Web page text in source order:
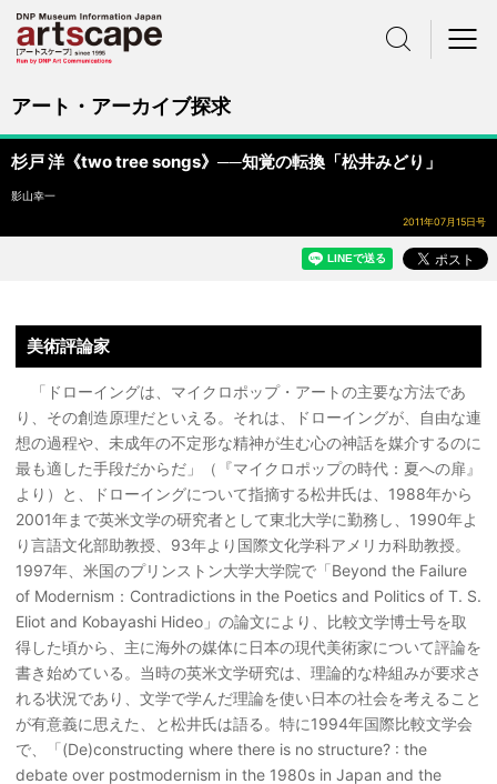
アート・アーカイブ探求
杉戸 洋《two tree songs》──知覚の転換「松井みどり」
影山幸一
2011年07月15日号
美術評論家
「ドローイングは、マイクロポップ・アートの主要な方法であ
り、その創造原理だといえる。それは、ドローイングが、自由な連
想の過程や、未成年の不定形な精神が生む心の神話を媒介するのに
最も適した手段だからだ」（『マイクロポップの時代：夏への扉』
より）と、ドローイングについて指摘する松井氏は、1988年から
2001年まで英米文学の研究者として東北大学に勤務し、1990年よ
り言語文化部助教授、93年より国際文化学科アメリカ科助教授。
1997年、米国のプリンストン大学大学院で「Beyond the Failure
of Modernism：Contradictions in the Poetics and Politics of T. S.
Eliot and Kobayashi Hideo」の論文により、比較文学博士号を取
得した頃から、主に海外の媒体に日本の現代美術家について評論を
書き始めている。当時の英米文学研究は、理論的な枠組みが要求さ
れる状況であり、文学で学んだ理論を使い日本の社会を考えること
が有意義に思えた、と松井氏は語る。特に1994年国際比較文学会
で、「(De)constructing where there is no structure? : the
debate over postmodernism in the 1980s in Japan and the
サイト内検索